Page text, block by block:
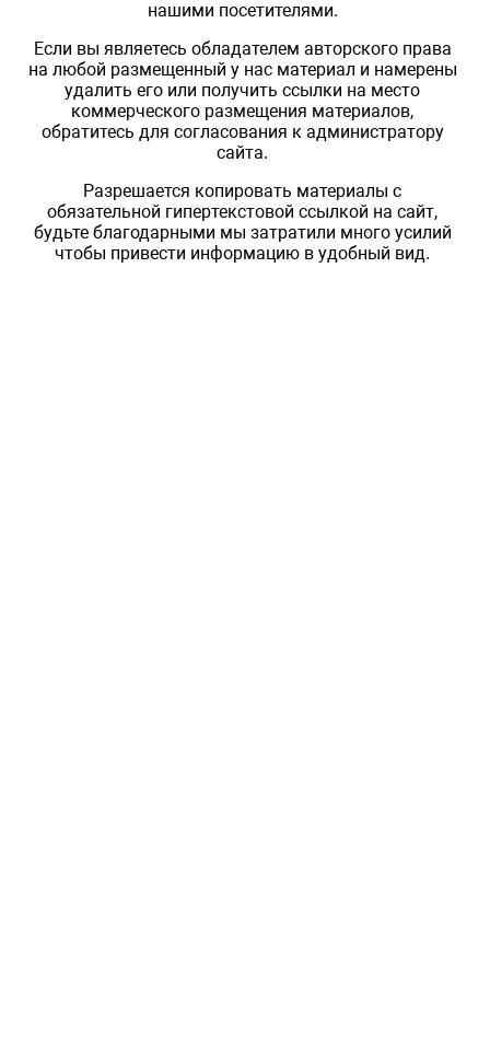
нашими посетителями.
Если вы являетесь обладателем авторского права
на любой размещенный у нас материал и намерены
удалить его или получить ссылки на место
коммерческого размещения материалов,
обратитесь для согласования к администратору
сайта.
Разрешается копировать материалы с
обязательной гипертекстовой ссылкой на сайт,
будьте благодарными мы затратили много усилий
чтобы привести информацию в удобный вид.